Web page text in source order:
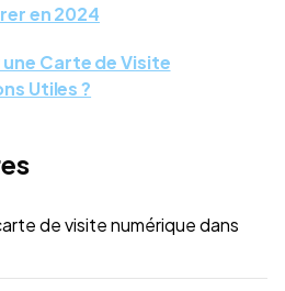
de visite numérique dans
en 2024
Carte de Visite
Utiles ?